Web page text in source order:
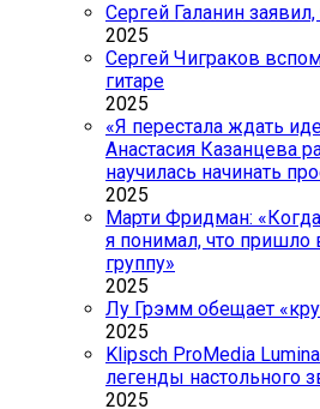
Сергей Галанин
2025
Сергей Чиграков
гитаре
2025
«Я перестала ждать
Анастасия Казанцева
научилась начинать
2025
Марти Фридман:
я понимал, что пришло
группу»
2025
Лу Грэмм обещает
2025
Klipsch ProMedia
легенды настольного
2025